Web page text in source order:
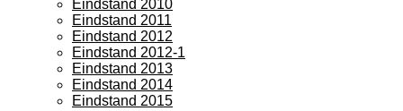
Eindstand 2010
Eindstand 2011
Eindstand 2012
Eindstand 2012-1
Eindstand 2013
Eindstand 2014
Eindstand 2015